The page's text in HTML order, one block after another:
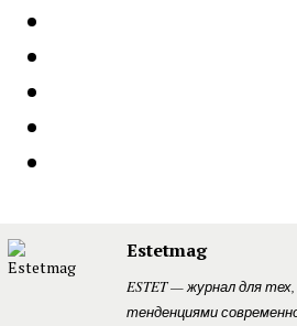
Estetmag
ESTET — журнал для
тенденциями